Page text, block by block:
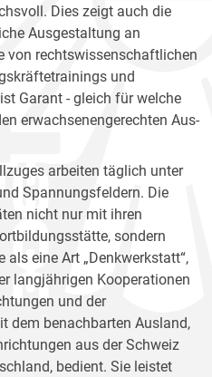
Dies zeigt auch die
Ausgestaltung an
von rechtswissenschaftlichen
und
Garant - gleich für welche
erwachsenengerechten Aus-
arbeiten täglich unter
Spannungsfeldern. Die
nicht nur mit ihren
sondern
als eine Art „Denkwerkstatt“,
langjährigen Kooperationen
und der
dem benachbarten Ausland,
aus der Schweiz
bedient. Sie leistet